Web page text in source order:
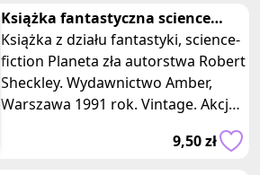
Książka fantastyczna science
fiction planeta zła Amber
Książka z działu fantastyki, science-
fiction Planeta zła autorstwa Robert
Sheckley. Wydawnictwo Amber,
Warszawa 1991 rok. Vintage. Akcja
9,50 zł